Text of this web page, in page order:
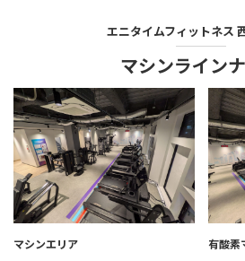
エニタイムフィットネス
マシンライン
マシンエリア 有酸素